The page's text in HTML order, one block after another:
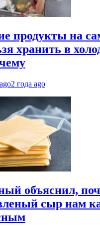
продукты на
хранить в
2 года ago
объяснил,
сыр нам